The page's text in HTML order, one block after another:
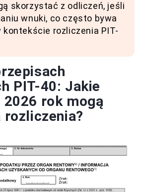
skorzystać z odliczeń, jeśli
wnuki, co często bywa
kontekście rozliczenia PIT-
PIT-40: Jakie
2026 rok mogą
rozliczenia?